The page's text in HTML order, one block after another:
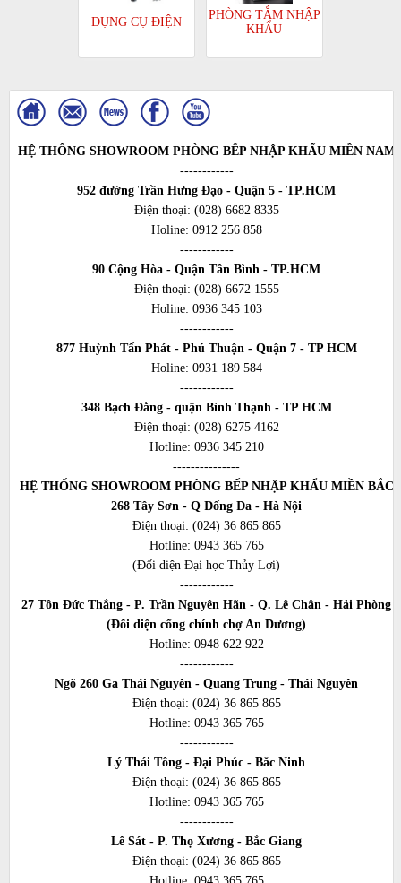
DỤNG CỤ ĐIỆN
PHÒNG TẮM NHẬP
KHẨU
HỆ THỐNG SHOWROOM PHÒNG BẾP NHẬP KHẨU MIỀN NAM
------------
952 đường Trần Hưng Đạo - Quận 5 - TP.HCM
Điện thoại: (028) 6682 8335
Holine: 0912 256 858
------------
90 Cộng Hòa - Quận Tân Bình - TP.HCM
Điện thoại: (028) 6672 1555
Holine: 0936 345 103
------------
877 Huỳnh Tấn Phát - Phú Thuận - Quận 7 - TP HCM
Holine: 0931 189 584
------------
348 Bạch Đằng - quận Bình Thạnh - TP HCM
Điện thoại: (028) 6275 4162
Hotline: 0936 345 210
---------------
HỆ THỐNG SHOWROOM PHÒNG BẾP NHẬP KHẨU MIỀN BẮC
268 Tây Sơn - Q Đống Đa - Hà Nội
Điện thoại: (024) 36 865 865
Hotline: 0943 365 765
(Đối diện Đại học Thủy Lợi)
------------
27 Tôn Đức Thắng - P. Trần Nguyên Hãn - Q. Lê Chân - Hải Phòng
(Đối diện cổng chính chợ An Dương)
Hotline: 0948 622 922
------------
Ngõ 260 Ga Thái Nguyên - Quang Trung - Thái Nguyên
Điện thoại: (024) 36 865 865
Hotline: 0943 365 765
------------
Lý Thái Tông - Đại Phúc - Bắc Ninh
Điện thoại: (024) 36 865 865
Hotline: 0943 365 765
------------
Lê Sát - P. Thọ Xương - Bắc Giang
Điện thoại: (024) 36 865 865